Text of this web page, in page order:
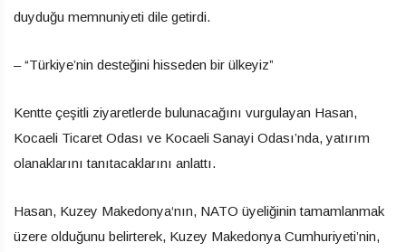
duyduğu memnuniyeti dile getirdi.
– “Türkiye’nin desteğini hisseden bir ülkeyiz”
Kentte çeşitli ziyaretlerde bulunacağını vurgulayan Hasan,
Kocaeli Ticaret Odası ve Kocaeli Sanayi Odası’nda, yatırım
olanaklarını tanıtacaklarını anlattı.
Hasan, Kuzey Makedonya‘nın, NATO üyeliğinin tamamlanmak
üzere olduğunu belirterek, Kuzey Makedonya Cumhuriyeti’nin,